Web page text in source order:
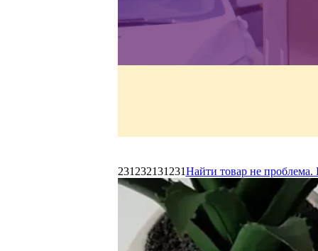
231232131231Найти товар не проблема.